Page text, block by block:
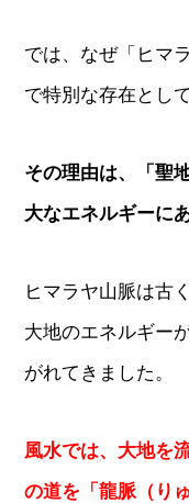
では、なぜ「ヒマ
で特別な存在とし
その理由は、「聖
大なエネルギーに
ヒマラヤ山脈は古
大地のエネルギー
がれてきました。
風水では、大地を
の道を「龍脈（り